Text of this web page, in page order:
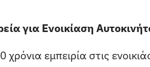
για Ενοικίαση
εμπειρία στις